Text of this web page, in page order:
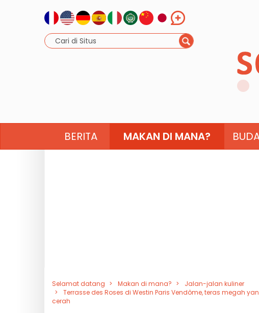
BERITA MAKAN DI MANA?
Selamat datang Makan di mana?
Jalan-jalan kuliner
Terrasse des Roses di Westin Paris Vendôme, teras megah
cerah